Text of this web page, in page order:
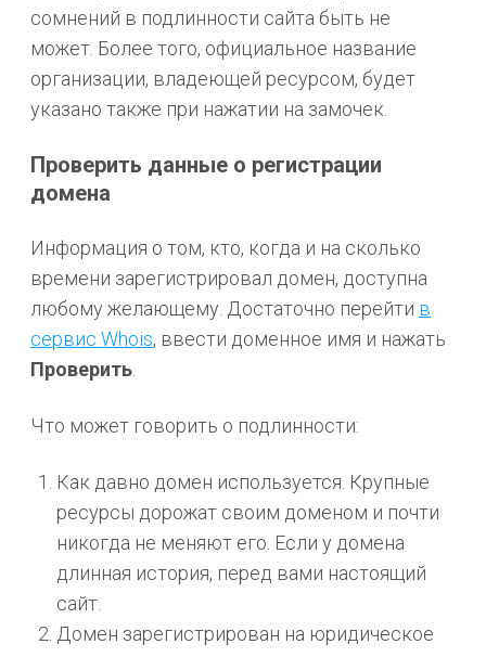
сомнений в подлинности сайта быть не
может. Более того, официальное название
организации, владеющей ресурсом, будет
указано также при нажатии на замочек.
Проверить данные о регистрации
домена
Информация о том, кто, когда и на сколько
времени зарегистрировал домен, доступна
любому желающему. Достаточно перейти в
сервис Whois, ввести доменное имя и нажать
Проверить
Что может говорить о подлинности:
Как давно домен используется. Крупные
ресурсы дорожат своим доменом и почти
никогда не меняют его. Если у домена
длинная история, перед вами настоящий
сайт.
Домен зарегистрирован на юридическое